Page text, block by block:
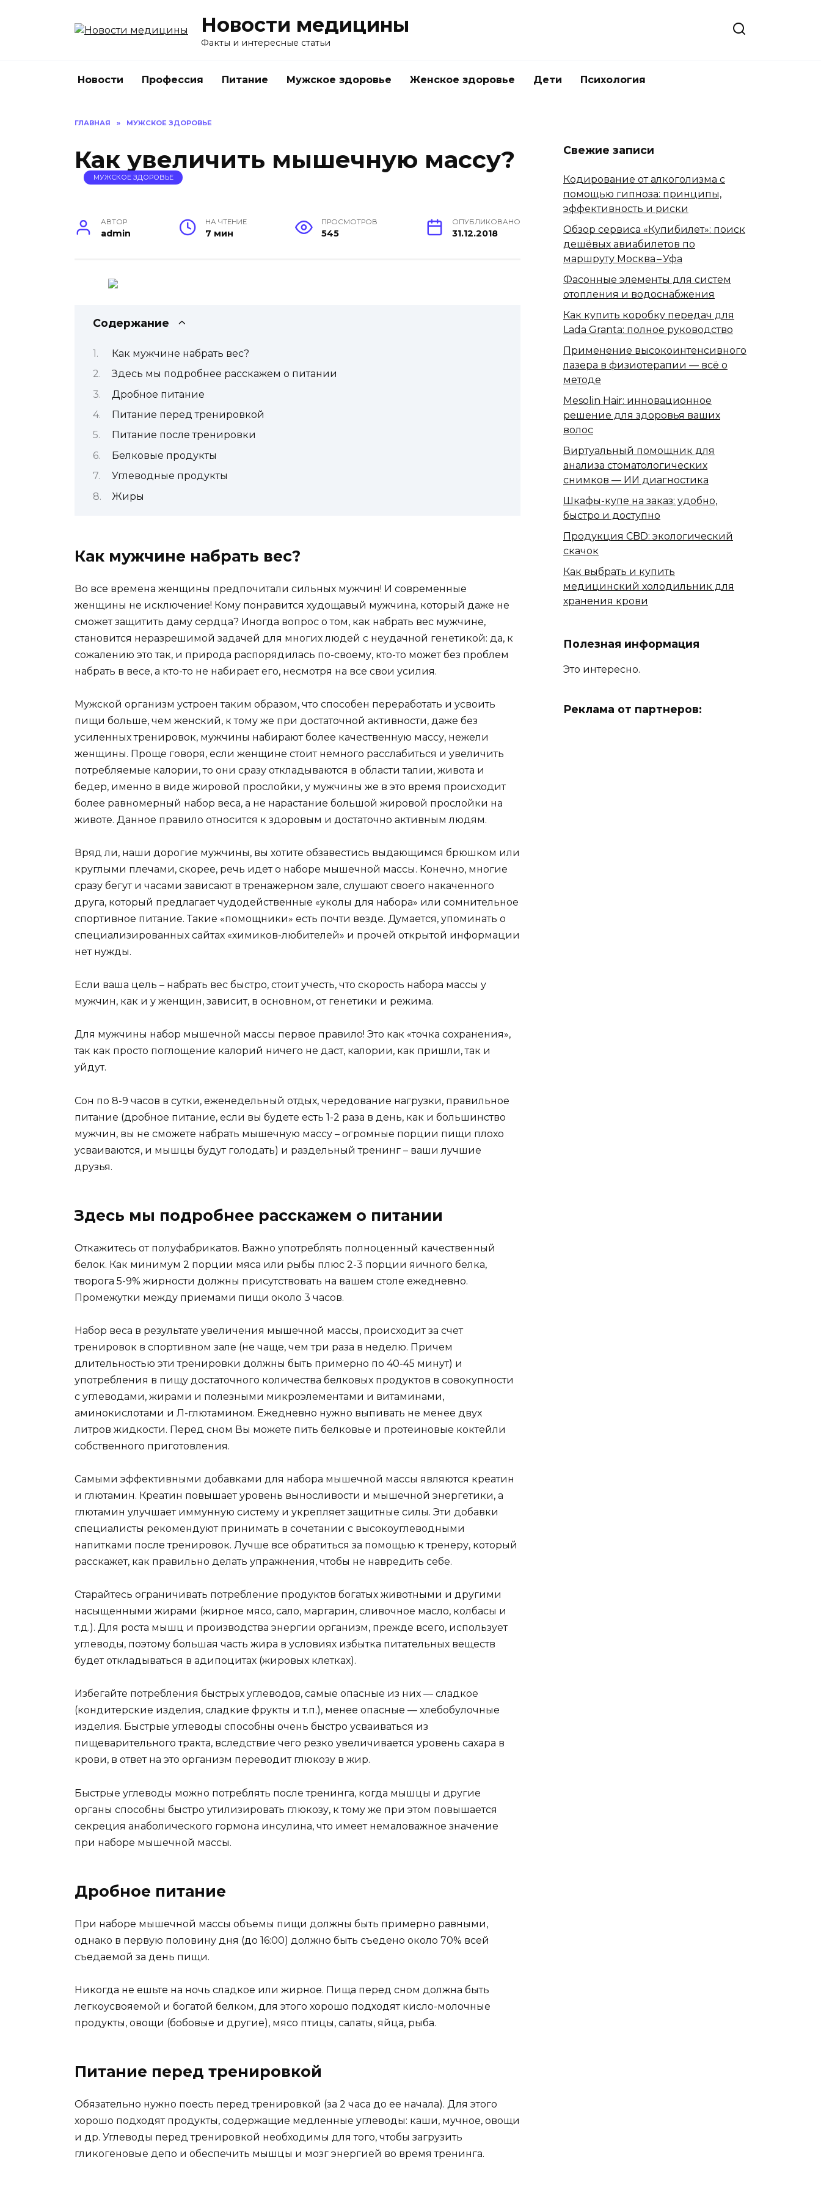
Новости медицины
Факты и интересные статьи
Новости Профессия Питание Мужское здоровье Женское здоровье Дети Психология
ГЛАВНАЯ » МУЖСКОЕ ЗДОРОВЬЕ
Как увеличить мышечную массу?
МУЖСКОЕ ЗДОРОВЬЕ
АВТОР
admin
НА ЧТЕНИЕ
7 мин
ПРОСМОТРОВ
545
ОПУБЛИКОВАНО
31.12.2018
Содержание
Как мужчине набрать вес?
Здесь мы подробнее расскажем о питании
Дробное питание
Питание перед тренировкой
Питание после тренировки
Белковые продукты
Углеводные продукты
Жиры
Как мужчине набрать вес?
Во все времена женщины предпочитали сильных мужчин! И современные
женщины не исключение! Кому понравится худощавый мужчина, который даже не
сможет защитить даму сердца? Иногда вопрос о том, как набрать вес мужчине,
становится неразрешимой задачей для многих людей с неудачной генетикой: да, к
сожалению это так, и природа распорядилась по-своему, кто-то может без проблем
набрать в весе, а кто-то не набирает его, несмотря на все свои усилия.
Мужской организм устроен таким образом, что способен переработать и усвоить
пищи больше, чем женский, к тому же при достаточной активности, даже без
усиленных тренировок, мужчины набирают более качественную массу, нежели
женщины. Проще говоря, если женщине стоит немного расслабиться и увеличить
потребляемые калории, то они сразу откладываются в области талии, живота и
бедер, именно в виде жировой прослойки, у мужчины же в это время происходит
более равномерный набор веса, а не нарастание большой жировой прослойки на
животе. Данное правило относится к здоровым и достаточно активным людям.
Вряд ли, наши дорогие мужчины, вы хотите обзавестись выдающимся брюшком или
круглыми плечами, скорее, речь идет о наборе мышечной массы. Конечно, многие
сразу бегут и часами зависают в тренажерном зале, слушают своего накаченного
друга, который предлагает чудодейственные «уколы для набора» или сомнительное
спортивное питание. Такие «помощники» есть почти везде. Думается, упоминать о
специализированных сайтах «химиков-любителей» и прочей открытой информации
нет нужды.
Если ваша цель – набрать вес быстро, стоит учесть, что скорость набора массы у
мужчин, как и у женщин, зависит, в основном, от генетики и режима.
Для мужчины набор мышечной массы первое правило! Это как «точка сохранения»,
так как просто поглощение калорий ничего не даст, калории, как пришли, так и
уйдут.
Сон по 8-9 часов в сутки, еженедельный отдых, чередование нагрузки, правильное
питание (дробное питание, если вы будете есть 1-2 раза в день, как и большинство
мужчин, вы не сможете набрать мышечную массу – огромные порции пищи плохо
усваиваются, и мышцы будут голодать) и раздельный тренинг – ваши лучшие
друзья.
Здесь мы подробнее расскажем о питании
Откажитесь от полуфабрикатов. Важно употреблять полноценный качественный
белок. Как минимум 2 порции мяса или рыбы плюс 2-3 порции яичного белка,
творога 5-9% жирности должны присутствовать на вашем столе ежедневно.
Промежутки между приемами пищи около 3 часов.
Набор веса в результате увеличения мышечной массы, происходит за счет
тренировок в спортивном зале (не чаще, чем три раза в неделю. Причем
длительностью эти тренировки должны быть примерно по 40-45 минут) и
употребления в пищу достаточного количества белковых продуктов в совокупности
с углеводами, жирами и полезными микроэлементами и витаминами,
аминокислотами и Л-глютамином. Ежедневно нужно выпивать не менее двух
литров жидкости. Перед сном Вы можете пить белковые и протеиновые коктейли
собственного приготовления.
Самыми эффективными добавками для набора мышечной массы являются креатин
и глютамин. Креатин повышает уровень выносливости и мышечной энергетики, а
глютамин улучшает иммунную систему и укрепляет защитные силы. Эти добавки
специалисты рекомендуют принимать в сочетании с высокоуглеводными
напитками после тренировок. Лучше все обратиться за помощью к тренеру, который
расскажет, как правильно делать упражнения, чтобы не навредить себе.
Старайтесь ограничивать потребление продуктов богатых животными и другими
насыщенными жирами (жирное мясо, сало, маргарин, сливочное масло, колбасы и
т.д.). Для роста мышц и производства энергии организм, прежде всего, использует
углеводы, поэтому большая часть жира в условиях избытка питательных веществ
будет откладываться в адипоцитах (жировых клетках).
Избегайте потребления быстрых углеводов, самые опасные из них — сладкое
(кондитерские изделия, сладкие фрукты и т.п.), менее опасные — хлебобулочные
изделия. Быстрые углеводы способны очень быстро усваиваться из
пищеварительного тракта, вследствие чего резко увеличивается уровень сахара в
крови, в ответ на это организм переводит глюкозу в жир.
Быстрые углеводы можно потреблять после тренинга, когда мышцы и другие
органы способны быстро утилизировать глюкозу, к тому же при этом повышается
секреция анаболического гормона инсулина, что имеет немаловажное значение
при наборе мышечной массы.
Дробное питание
При наборе мышечной массы объемы пищи должны быть примерно равными,
однако в первую половину дня (до 16:00) должно быть съедено около 70% всей
съедаемой за день пищи.
Никогда не ешьте на ночь сладкое или жирное. Пища перед сном должна быть
легкоусвояемой и богатой белком, для этого хорошо подходят кисло-молочные
продукты, овощи (бобовые и другие), мясо птицы, салаты, яйца, рыба.
Питание перед тренировкой
Обязательно нужно поесть перед тренировкой (за 2 часа до ее начала). Для этого
хорошо подходят продукты, содержащие медленные углеводы: каши, мучное, овощи
и др. Углеводы перед тренировкой необходимы для того, чтобы загрузить
гликогеновые депо и обеспечить мышцы и мозг энергией во время тренинга.
Свежие записи
Кодирование от алкоголизма с
помощью гипноза: принципы,
эффективность и риски
Обзор сервиса «Купибилет»: поиск
дешёвых авиабилетов по
маршруту Москва – Уфа
Фасонные элементы для систем
отопления и водоснабжения
Как купить коробку передач для
Lada Granta: полное руководство
Применение высокоинтенсивного
лазера в физиотерапии — всё о
методе
Mesolin Hair: инновационное
решение для здоровья ваших
волос
Виртуальный помощник для
анализа стоматологических
снимков — ИИ диагностика
Шкафы-купе на заказ: удобно,
быстро и доступно
Продукция CBD: экологический
скачок
Как выбрать и купить
медицинский холодильник для
хранения крови
Полезная информация
Это интересно.
Реклама от партнеров: